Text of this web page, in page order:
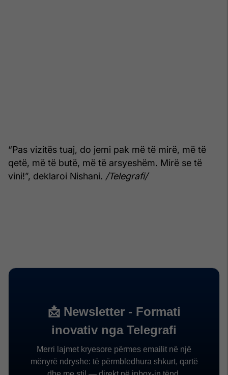
“Pas vizitës tuaj, do jemi pak më të mirë, më të
qetë, më të butë, më të arsyeshëm. Mirë se të
vini!”, deklaroi Nishani. /Telegrafi/